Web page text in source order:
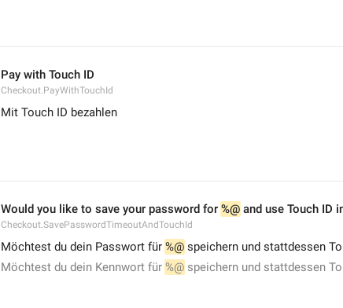
Pay with Touch ID
Checkout.PayWithTouchId
Mit Touch ID bezahlen
Would you like to save your password for %@ and use Touch ID
Checkout.SavePasswordTimeoutAndTouchId
Möchtest du dein Passwort für %@ speichern und stattdessen
Möchtest du dein Kennwort für %@ speichern und stattdessen